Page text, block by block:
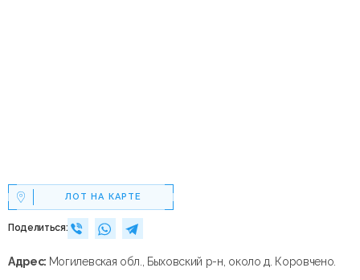
ЛОТ НА КАРТЕ
Поделиться:
Адрес: Могилевская обл., Быховский р-н, около д. Коровчено.